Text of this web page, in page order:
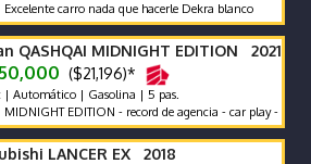
carro nada que hacerle Dekra blanco
QASHQAI MIDNIGHT EDITION 2021
($21,196)*
Automático | Gasolina | 5 pas.
EDITION - record de agencia - car play - poco km
LANCER EX 2018